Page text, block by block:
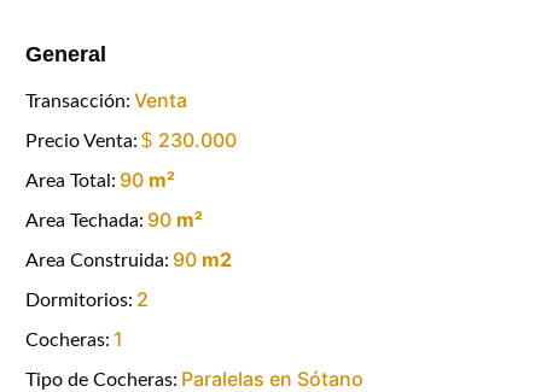
General
Transacción: Venta
Precio Venta: $ 230.000
Area Total: 90 m²
Area Techada: 90 m²
Area Construida: 90 m2
Dormitorios: 2
Cocheras: 1
Tipo de Cocheras: Paralelas en Sótano